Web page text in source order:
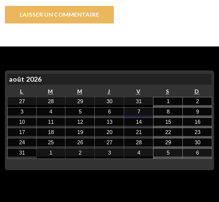
août 2026
L M M J V S D
27 28 29 30 31 1
2
3
4 5 6 7 8
9
10
11 12 13 14 15
16
17
18 19 20 21 22
23
24
25 26 27 28 29
30
31
1 2 3 4 5 6